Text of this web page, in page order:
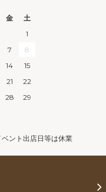
金
土
1
7
8
14
15
21
22
28
29
ント出店日等は休業